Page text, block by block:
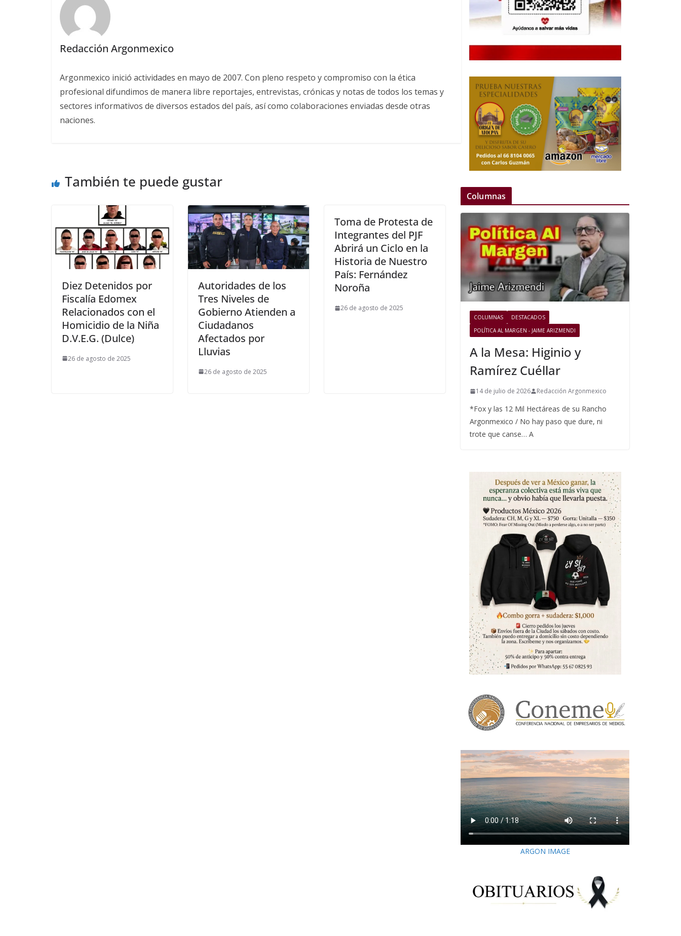
Redacción Argonmexico
Argonmexico inició actividades en mayo de 2007. Con pleno respeto y compromiso con la ética
profesional difundimos de manera libre reportajes, entrevistas, crónicas y notas de todos los temas y
sectores informativos de diversos estados del país, así como colaboraciones enviadas desde otras
naciones.
También te puede gustar
Diez Detenidos por
Fiscalía Edomex
Relacionados con el
Homicidio de la Niña
D.V.E.G. (Dulce)
26 de agosto de 2025
Autoridades de los
Tres Niveles de
Gobierno Atienden a
Ciudadanos
Afectados por
Lluvias
26 de agosto de 2025
Toma de Protesta de
Integrantes del PJF
Abrirá un Ciclo en la
Historia de Nuestro
País: Fernández
Noroña
26 de agosto de 2025
Columnas
COLUMNAS
DESTACADOS
POLÍTICA AL MARGEN - JAIME ARIZMENDI
A la Mesa: Higinio y
Ramírez Cuéllar
14 de julio de 2026 Redacción Argonmexico
*Fox y las 12 Mil Hectáreas de su Rancho
Argonmexico / No hay paso que dure, ni
trote que canse… A
ARGON IMAGE